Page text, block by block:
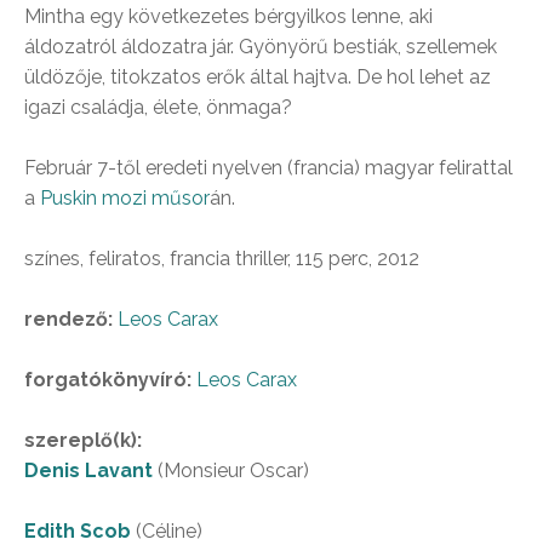
Mintha egy következetes bérgyilkos lenne, aki
áldozatról áldozatra jár. Gyönyörű bestiák, szellemek
üldözője, titokzatos erők által hajtva. De hol lehet az
igazi családja, élete, önmaga?
Február 7-től eredeti nyelven (francia) magyar felirattal
a Puskin mozi műsorán.
színes, feliratos, francia thriller, 115 perc, 2012
rendező: Leos Carax
forgatókönyvíró: Leos Carax
szereplő(k):
Denis Lavant (Monsieur Oscar)
Edith Scob (Céline)